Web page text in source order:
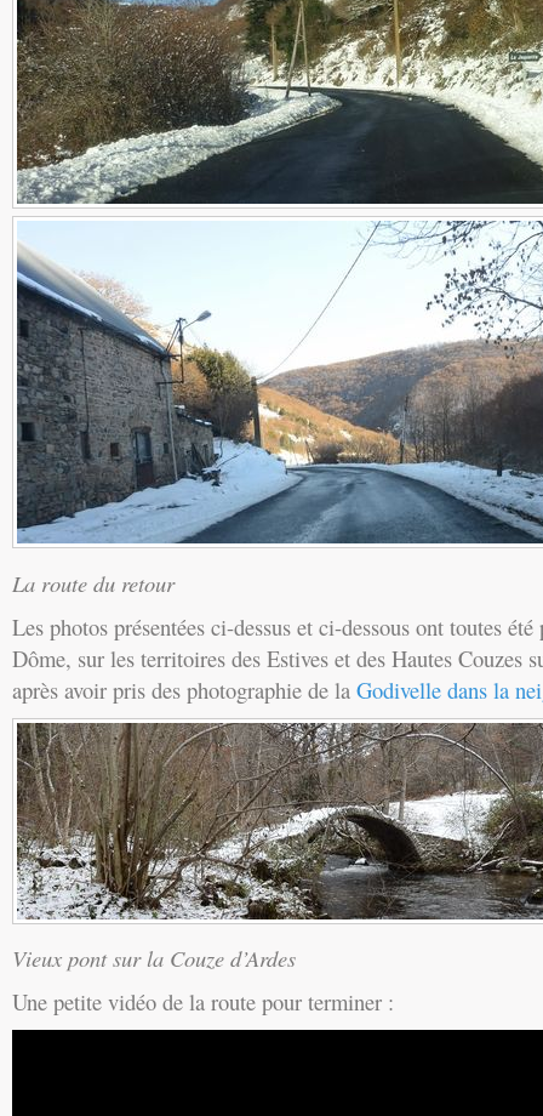
La route du retour
Les photos présentées ci-dessus et ci-dessous ont toutes
Dôme, sur les territoires des Estives et des Hautes Couzes
après avoir pris des photographie de la Godivelle dans la
Vieux pont sur la Couze d’Ardes
Une petite vidéo de la route pour terminer :